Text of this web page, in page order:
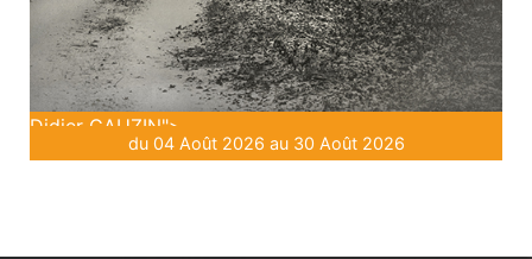
Didier GAUZIN">
du 04 Août 2026 au 30 Août 2026